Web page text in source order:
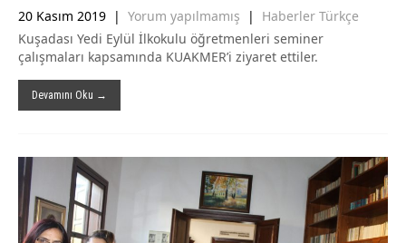
20 Kasım 2019 | Yorum yapılmamış | Haberler Türkçe
Kuşadası Yedi Eylül İlkokulu öğretmenleri seminer
çalışmaları kapsamında KUAKMER’i ziyaret ettiler.
Devamını Oku →